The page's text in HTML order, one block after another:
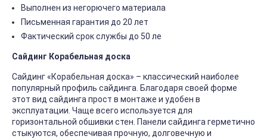
Выполнен из негорючего материала
Письменная гарантия до 20 лет
Фактический срок службы до 50 ле
Сайдинг Корабельная доска
Сайдинг «Корабельная доска» – классический наиболее
популярный профиль сайдинга. Благодаря своей форме
этот вид сайдинга прост в монтаже и удобен в
эксплуатации. Чаще всего используется для
горизонтальной обшивки стен. Панели сайдинга герметично
стыкуются, обеспечивая прочную, долговечную и